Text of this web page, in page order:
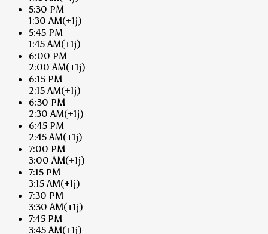
5:30 PM
1:30 AM(+1j)
5:45 PM
1:45 AM(+1j)
6:00 PM
2:00 AM(+1j)
6:15 PM
2:15 AM(+1j)
6:30 PM
2:30 AM(+1j)
6:45 PM
2:45 AM(+1j)
7:00 PM
3:00 AM(+1j)
7:15 PM
3:15 AM(+1j)
7:30 PM
3:30 AM(+1j)
7:45 PM
3:45 AM(+1j)